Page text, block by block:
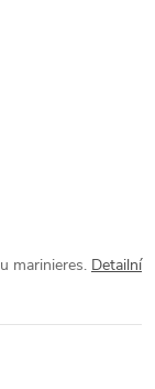
marinieres. Detailní